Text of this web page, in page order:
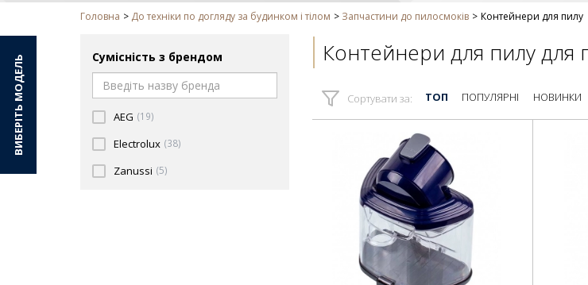
Головна До техніки по догляду за будинком і тілом Запчастини до пилосмоків Контейнери для пилу
Сумісність з брендом
AEG (19)
Electrolux (38)
Zanussi (5)
Контейнери для пилу для
Сортувати за: ТОП ПОПУЛЯРНІ НОВИНКИ
ВИБЕРІТЬ МОДЕЛЬ